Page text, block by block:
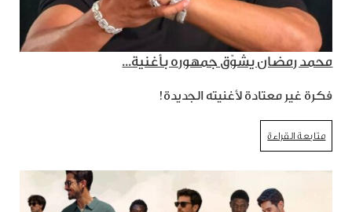
محمد رمضان يشوّق جمهوره بأغنية...
فكرة غير معتادة لأغنيته الجديدة!
متابعة القراءة